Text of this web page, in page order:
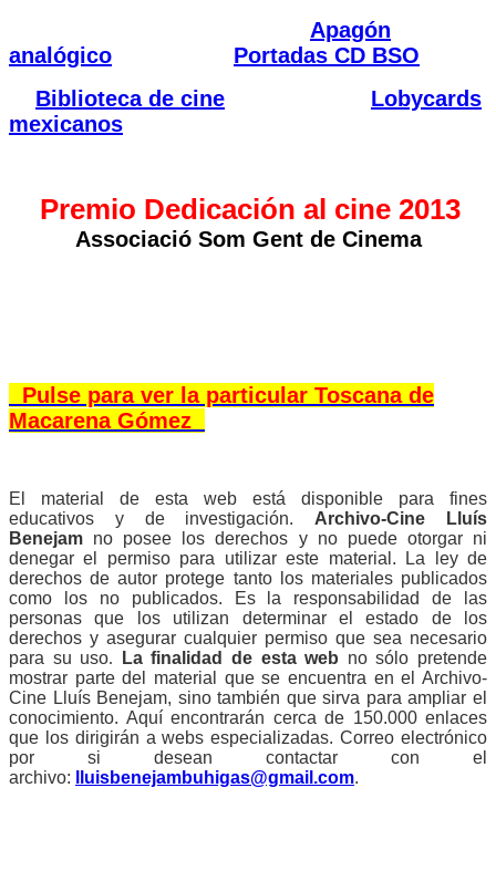
Apagón
analógico
Portadas CD BSO
Biblioteca de cine
Lobycards
mexicanos
Premio Dedicación al cine 2013
Associació Som Gent de Cinema
Pulse para ver la particular Toscana de
Macarena Gómez
El material de esta web está disponible para fines
educativos y de investigación. Archivo-Cine Lluís
Benejam no posee los derechos y no puede otorgar ni
denegar el permiso para utilizar este material. La ley de
derechos de autor protege tanto los materiales publicados
como los no publicados. Es la responsabilidad de las
personas que los utilizan determinar el estado de los
derechos y asegurar cualquier permiso que sea necesario
para su uso. La finalidad de esta web no sólo pretende
mostrar parte del material que se encuentra en el Archivo-
Cine Lluís Benejam, sino también que sirva para ampliar el
conocimiento. Aquí encontrarán cerca de 150.000 enlaces
que los dirigirán a webs especializadas. Correo electrónico
por si desean contactar con el
archivo:
lluisbenejambuhigas@gmail.com.